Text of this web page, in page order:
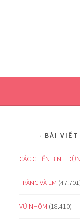
BÀI VIẾT
CÁC CHIẾN BINH
TRĂNG VÀ EM (47.701)
VŨ NHÔM (18.410)